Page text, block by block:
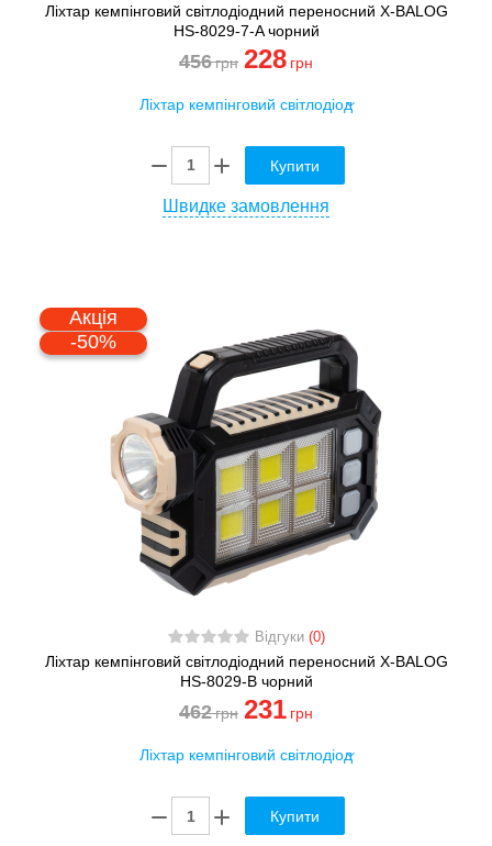
Ліхтар кемпінговий світлодіодний переносний X-BALOG
HS-8029-7-A чорний
456грн 228 грн
Купити
Швидке замовлення
Акція
-50%
Відгуки (0)
Ліхтар кемпінговий світлодіодний переносний X-BALOG
HS-8029-B чорний
462грн 231 грн
Купити